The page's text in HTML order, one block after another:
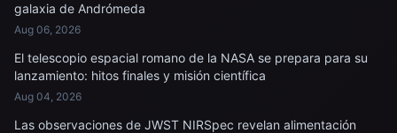
galaxia de Andrómeda
Aug 06, 2026
El telescopio espacial romano de la NASA se prepara para su
lanzamiento: hitos finales y misión científica
Aug 04, 2026
Las observaciones de JWST NIRSpec revelan alimentación